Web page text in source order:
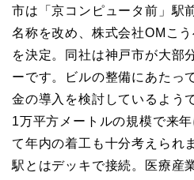
市は「京コンピュータ前」駅
名称を改め、株式会社OMこ
を決定。同社は神戸市が大部
ーです。ビルの整備にあたっ
金の導入を検討しているよう
1万平方メートルの規模で来
て年内の着工も十分考えられ
駅とはデッキで接続。医療産